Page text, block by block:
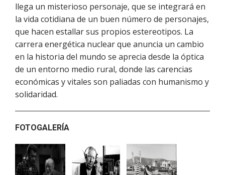
llega un misterioso personaje, que se integrará en
la vida cotidiana de un buen número de personajes,
que hacen estallar sus propios estereotipos. La
carrera energética nuclear que anuncia un cambio
en la historia del mundo se aprecia desde la óptica
de un entorno medio rural, donde las carencias
económicas y vitales son paliadas con humanismo y
solidaridad.
FOTOGALERÍA